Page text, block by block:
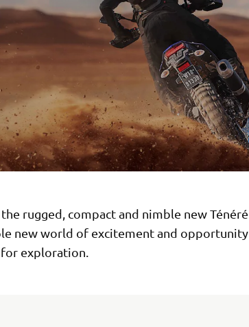
rugged, compact and nimble new Ténéré
new world of excitement and opportunity
exploration.